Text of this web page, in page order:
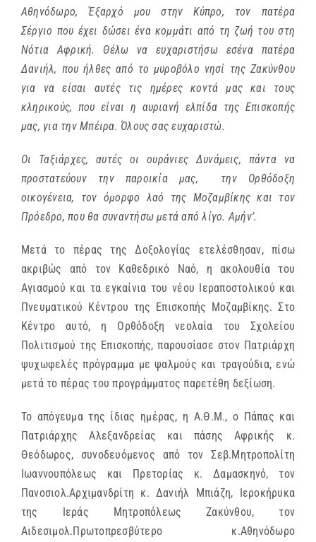
Αθηνόδωρο, Έξαρχό μου στην Κύπρο, τον πατέρα
Σέργιο που έχει δώσει ένα κομμάτι από τη ζωή του στη
Νότια Αφρική. Θέλω να ευχαριστήσω εσένα πατέρα
Δανιήλ, που ήλθες από το μυροβόλο νησί της Ζακύνθου
για να είσαι αυτές τις ημέρες κοντά μας και τους
κληρικούς, που είναι η αυριανή ελπίδα της Επισκοπής
μας, για την Μπέιρα. Όλους σας ευχαριστώ.
Οι Ταξιάρχες, αυτές οι ουράνιες Δυνάμεις, πάντα να
προστατεύουν την παροικία μας, την Ορθόδοξη
οικογένεια, τον όμορφο λαό της Μοζαμβίκης και τον
Πρόεδρο, που θα συναντήσω μετά από λίγο. Αμήν’.
Μετά το πέρας της Δοξολογίας ετελέσθησαν, πίσω
ακριβώς από τον Καθεδρικό Ναό, η ακολουθία του
Αγιασμού και τα εγκαίνια του νέου Ιεραποστολικού και
Πνευματικού Κέντρου της Επισκοπής Μοζαμβίκης. Στο
Κέντρο αυτό, η Ορθόδοξη νεολαία του Σχολείου
Πολιτισμού της Επισκοπής, παρουσίασε στον Πατριάρχη
ψυχωφελές πρόγραμμα με ψαλμούς και τραγούδια, ενώ
μετά το πέρας του προγράμματος παρετέθη δεξίωση.
Το απόγευμα της ίδιας ημέρας, η Α.Θ.Μ., ο Πάπας και
Πατριάρχης Αλεξανδρείας και πάσης Αφρικής κ.
Θεόδωρος, συνοδευόμενος από τον Σεβ.Μητροπολίτη
Ιωαννουπόλεως και Πρετορίας κ. Δαμασκηνό, τον
Πανοσιολ.Αρχιμανδρίτη κ. Δανιήλ Μπιάζη, Ιεροκήρυκα
της Ιεράς Μητροπόλεως Ζακύνθου, τον
Αιδεσιμολ.Πρωτοπρεσβύτερο κ.Αθηνόδωρο